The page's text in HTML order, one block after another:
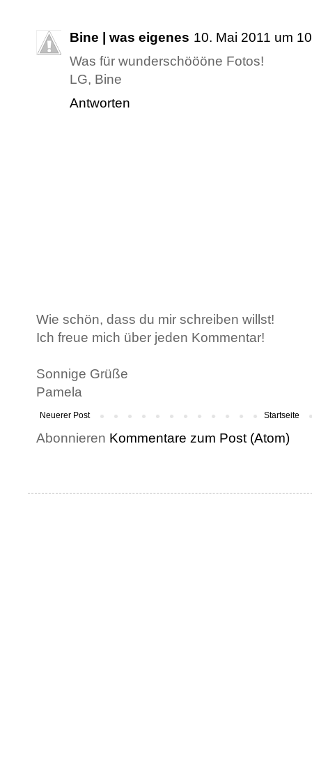
Bine | was eigenes 10. Mai 2011 um
Was für wunderschöööne Fotos!
LG, Bine
Antworten
Wie schön, dass du mir schreiben willst!
Ich freue mich über jeden Kommentar!
Sonnige Grüße
Pamela
Neuerer Post Startseite
Abonnieren Kommentare zum Post (Atom)